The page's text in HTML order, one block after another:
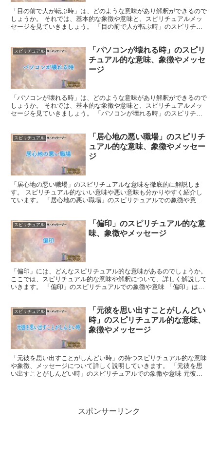
「目の前で人が転ぶ時」は、どのような意味があり解釈ができるので
しょうか。 それでは、基本的な象徴や意味と、スピリチュアルメッ
セージを見ていきましょう。 「目の前で人が転ぶ時」のスピリチュ
スピリチュアル
「パソコンが壊れる時」のスピリ
チュアル的な意味、象徴やメッセ
ージ
「パソコンが壊れる時」は、どのような意味があり解釈ができるので
しょうか。 それでは、基本的な象徴や意味と、スピリチュアルメッ
セージを見ていきましょう。 「パソコンが壊れる時」のスピリチュ
スピリチュアル
「居心地の悪い職場」のスピリチ
ュアル的な意味、象徴やメッセー
ジ
「居心地の悪い職場」のスピリチュアルな意味を徹底的に解説しま
す。 スピリチュアル的ないい意味や悪い意味も分かりやすく紹介し
ています。 「居心地の悪い職場」のスピリチュアルでの象徴や意味
スピリチュアル
「偏印」のスピリチュアル的な意
味、象徴やメッセージ
「偏印」には、どんなスピリチュアル的な意味があるのでしょうか。
ここでは、スピリチュアル的な意味や解釈について、詳しく解説して
いきます。 「偏印」のスピリチュアルでの象徴や意味 「偏印」は、
スピリチュアル
「元彼を思い出すことがしんどい
時」のスピリチュアル的な意味、
象徴やメッセージ
「元彼を思い出すことがしんどい時」の持つスピリチュアル的な意味
や象徴、メッセージについて詳しく説明していきます。 「元彼を思
い出すことがしんどい時」のスピリチュアルでの象徴や意味 元彼を
スポンサーリンク